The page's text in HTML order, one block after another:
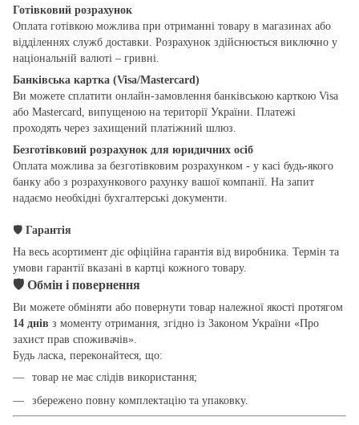
Готівковий розрахунок
Оплата готівкою можлива при отриманні товару в магазинах або
відділеннях служб доставки. Розрахунок здійснюється виключно у
національній валюті – гривні.
Банківська картка (Visa/Mastercard)
Ви можете сплатити онлайн-замовлення банківською карткою Visa
або Mastercard, випущеною на території України. Платежі
проходять через захищений платіжний шлюз.
Безготівковий розрахунок для юридичних осіб
Оплата можлива за безготівковим розрахунком - у касі будь-якого
банку або з розрахункового рахунку вашої компанії. На запит
надаємо необхідні бухгалтерські документи.
🛡 Гарантія
На весь асортимент діє офіційна гарантія від виробника. Термін та
умови гарантії вказані в картці кожного товару.
🛡 Обмін і повернення
Ви можете обміняти або повернути товар належної якості протягом
14 днів з моменту отримання, згідно із Законом України «Про
захист прав споживачів».
Будь ласка, переконайтеся, що:
товар не має слідів використання;
збережено повну комплектацію та упаковку.